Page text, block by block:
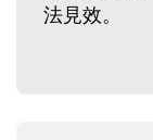
法見效。